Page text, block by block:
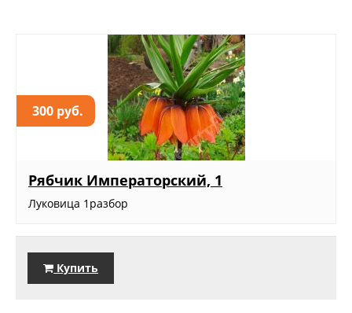
300 руб.
Рябчик Императорский, 1
Луковица 1разбор
Купить